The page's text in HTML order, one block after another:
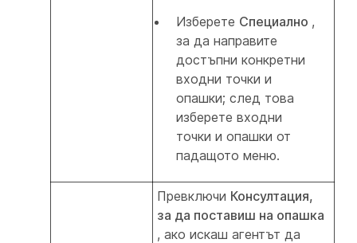
Изберете Специално ,
за да направите
достъпни конкретни
входни точки и
опашки; след това
изберете входни
точки и опашки от
падащото меню.
Превключи Консултация,
за да поставиш на опашка
, ако искаш агентът да